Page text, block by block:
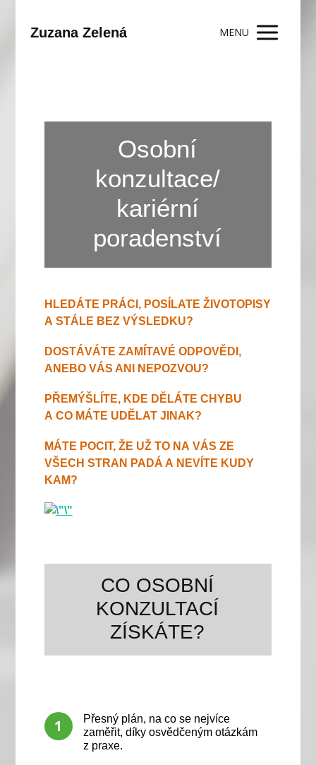
Zuzana Zelená MENU
Osobní
konzultace/
kariérní
poradenství
HLEDÁTE PRÁCI, POSÍLATE ŽIVOTOPISY
A STÁLE BEZ VÝSLEDKU?
DOSTÁVÁTE ZAMÍTAVÉ ODPOVĚDI,
ANEBO VÁS ANI NEPOZVOU?
PŘEMÝŠLÍTE, KDE DĚLÁTE CHYBU
A CO MÁTE UDĚLAT JINAK?
MÁTE POCIT, ŽE UŽ TO NA VÁS ZE
VŠECH STRAN PADÁ A NEVÍTE KUDY
KAM?
CO OSOBNÍ
KONZULTACÍ
ZÍSKÁTE?
1
Přesný plán, na co se nejvíce
zaměřit, díky osvědčeným otázkám
z praxe.